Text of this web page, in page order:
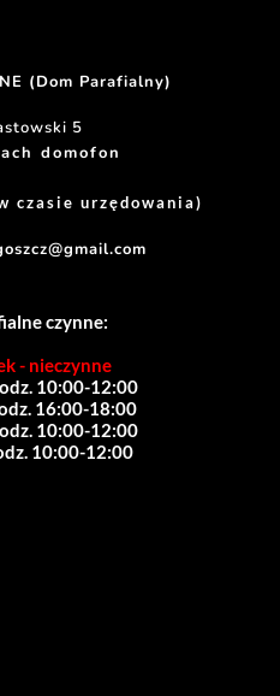
(Dom Parafialny)
5
domofon
czasie urzędowania)
czynne:
- nieczynne
- godz. 10:00-12:00
- godz. 16:00-18:00
godz. 10:00-12:00
- godz. 10:00-12:00